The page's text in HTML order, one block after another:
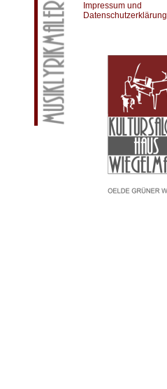
Impressum und
Datenschutzerklärung